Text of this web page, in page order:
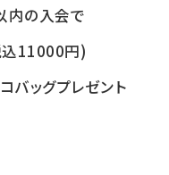
内の入会で
11000円)
ッグプレゼント